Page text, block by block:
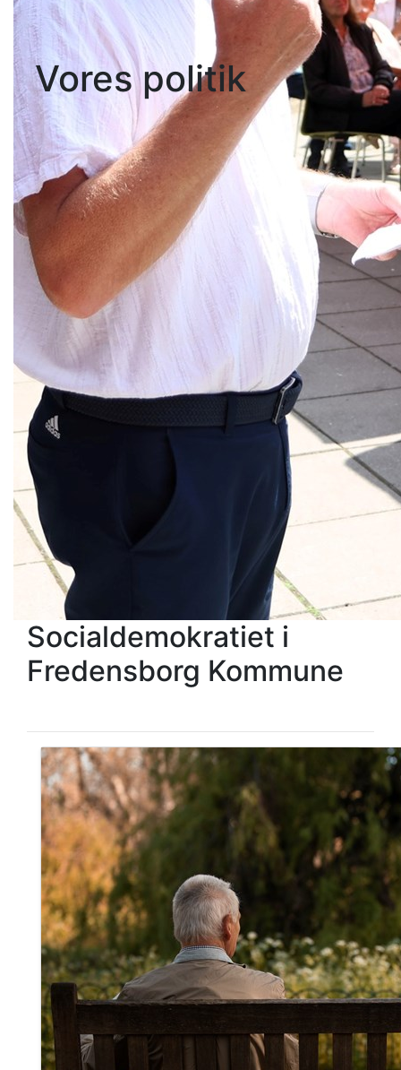
Vores politik
Socialdemokratiet i
Fredensborg Kommune